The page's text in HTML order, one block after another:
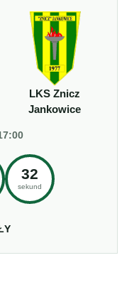
LKS Znicz
Jankowice
31
sekund